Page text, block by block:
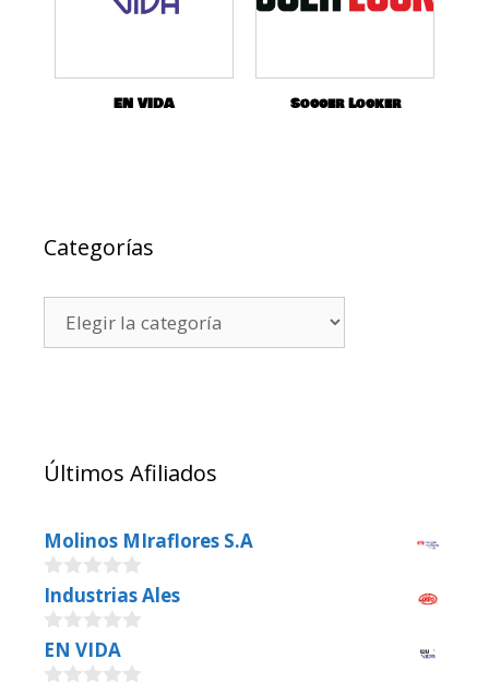
EN VIDA Soccer Locker
Categorías
Últimos Afiliados
Molinos MIraflores S.A
0
o
u
t
o
f
Industrias Ales
0
o
u
EN VIDA